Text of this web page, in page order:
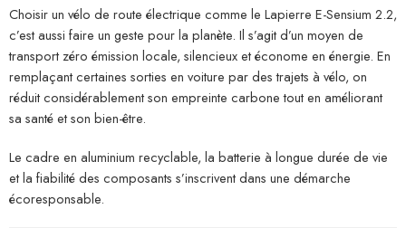
Choisir un vélo de route électrique comme le Lapierre E-Sensium 2.2,
c’est aussi faire un geste pour la planète. Il s’agit d’un moyen de
transport zéro émission locale, silencieux et économe en énergie. En
remplaçant certaines sorties en voiture par des trajets à vélo, on
réduit considérablement son empreinte carbone tout en améliorant
sa santé et son bien-être.
Le cadre en aluminium recyclable, la batterie à longue durée de vie
et la fiabilité des composants s’inscrivent dans une démarche
écoresponsable.